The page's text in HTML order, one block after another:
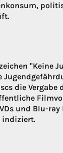
"Keine
die Vergabe
und Blu-ray
indiziert.